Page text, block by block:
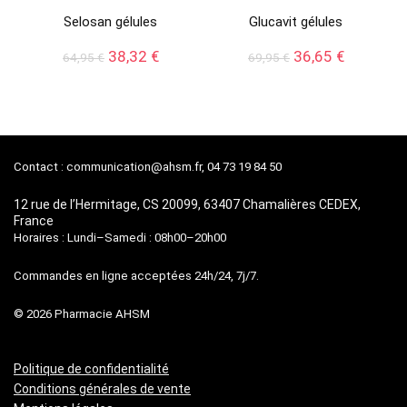
Selosan gélules
64,95€ Le
38,32 €Le
Glucavit gélules
69,95€ Le
36,65 €Le
Contact : communication@ahsm.fr, 04 73 19 84 50
12 rue de l’Hermitage, CS 20099, 63407 Chamalières CEDEX,
France
Horaires : Lundi–Samedi : 08h00–20h00
Commandes en ligne acceptées 24h/24, 7j/7.
© 2026 Pharmacie AHSM
Politique de confidentialité
Conditions générales de vente